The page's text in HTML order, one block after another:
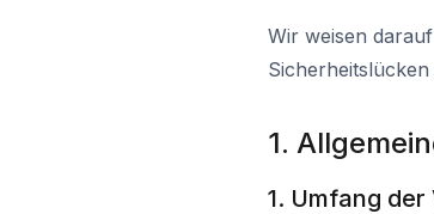
Wir weisen
1.
1. Umfang